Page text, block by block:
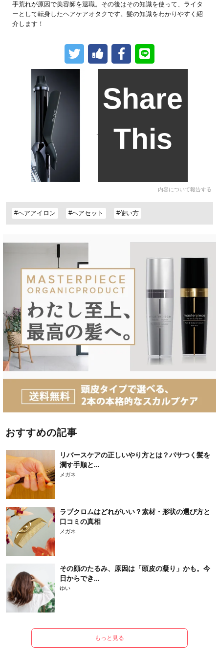
手荒れが原因で美容師を退職。その後はその知識を使って、ライタ
ーとして転身したヘアケアオタクです。髪の知識をわかりやすく紹
介します！
Share
This
内容について報告する
#ヘアアイロン #ヘアセット #使い方
おすすめの記事
リバースケアの正しいやり方とは？パサつく髪を
潤す手順と...
メガネ
ラブクロムはどれがいい？素材・形状の選び方と
口コミの真相
メガネ
その顔のたるみ、原因は「頭皮の凝り」かも。今
日からでき...
ゆい
もっと見る